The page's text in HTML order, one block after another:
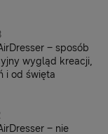
– sposób
wygląd kreacji,
i od święta
– nie